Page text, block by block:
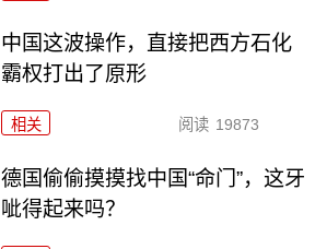
中国这波操作，直接把西方石化
霸权打出了原形
相关 阅读 19873
德国偷偷摸摸找中国“命门”，这牙
呲得起来吗？